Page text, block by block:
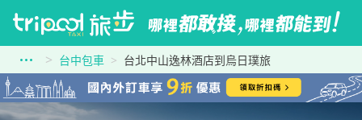
台中包車 台北中山逸林酒店到烏日璞旅